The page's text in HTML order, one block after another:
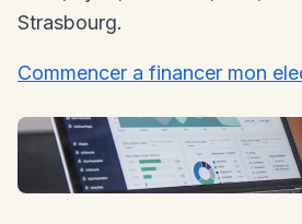
Strasbourg.
Commencer a financer mon